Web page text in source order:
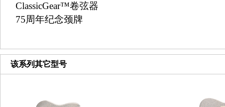
ClassicGear™卷弦器
75周年纪念颈牌
该系列其它型号